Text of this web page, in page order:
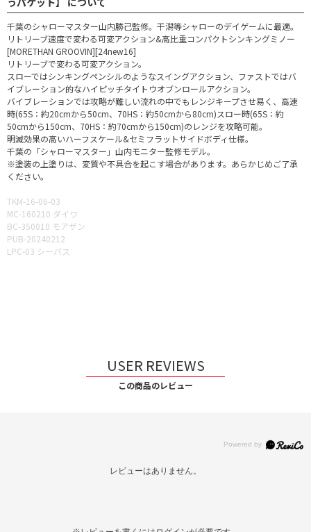
千葉のシャローマスター山内勝己監修。干潟等シャローのデイゲームに最適。
リトリーブ速度で変わる可変アクション&高比重コンパクトシンキングミノー
[MORETHAN GROOVIN][24new16]
リトリーブで変わる可変アクション。
スローではシンキングペンシルのようなスイングアクション、ファストではバ
イブレーション的なハイピッチタイトウオブンロールアクション。
バイブレーションでは攻略が難しい流れの中でもレンジキープさせ易く、高速
時(65S：約20cmから50cm、70HS：約50cmから80cm)スロー時(65S：約
50cmから150cm、70HS：約70cmから150cm)のレンジを攻略可能。
明滅効果の高いハーフスケール&セミフラットサイドボディ仕様。
千葉の「シャローマスター」山内モニター監修モデル。
※塗装の上塗りは、変質や不具合を起こす場合があります。あらかじめご了承
ください。
TKM-16-06-03
MC-160210 ダイワ
BC-350010 モアザン
PUB-20240212
LPC-03 シーバス
USER REVIEWS
この商品のレビュー
レビューはありません。